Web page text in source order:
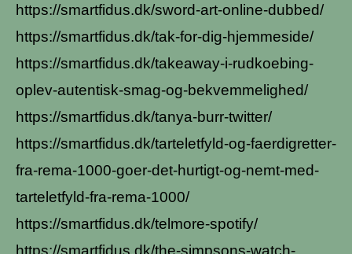
https://smartfidus.dk/sword-art-online-dubbed/
https://smartfidus.dk/tak-for-dig-hjemmeside/
https://smartfidus.dk/takeaway-i-rudkoebing-
oplev-autentisk-smag-og-bekvemmelighed/
https://smartfidus.dk/tanya-burr-twitter/
https://smartfidus.dk/tarteletfyld-og-faerdigretter-
fra-rema-1000-goer-det-hurtigt-og-nemt-med-
tarteletfyld-fra-rema-1000/
https://smartfidus.dk/telmore-spotify/
https://smartfidus.dk/the-simpsons-watch-